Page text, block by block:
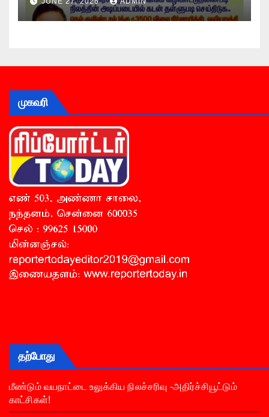
முகவரி
தற்போது
மீண்டும் வயநாட்டை உலுக்கிய நிலச்சரிவு -அதிர்ச்சியூட்டும்
காட்சிகள்!